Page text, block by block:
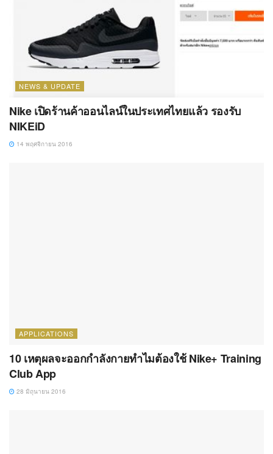
NEWS & UPDATE
Nike เปิดร้านค้าออนไลน์ในประเทศไทยแล้ว รองรับ
NIKEiD
14 พฤศจิกายน 2016
APPLICATIONS
10 เหตุผลจะออกกำลังกายทำไมต้องใช้ Nike+ Training
Club App
28 มิถุนายน 2016